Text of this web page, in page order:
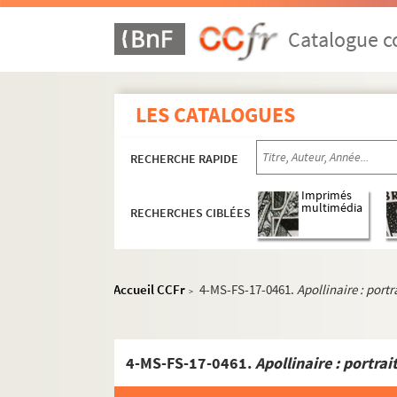
Catalogue
LES CATALOGUES
RECHERCHE RAPIDE
RECHERCHES CIBLÉES
Imprimés
multimédia
Accueil CCFr > 4-MS-FS-17-0461.Apollinaire :
4-MS-FS-17-0461.Apollinaire :
8-MS-FS-17-0789. Henri
4-MS-FS-17-1417. Paul
8-MS-FS-17-0792. Léon
4-MS-FS-17-1419. Jean Hugo.
4-MS-FS-17-1420. Max Jacob.
4-MS-FS-17-1421. Robert Joël.
8-MS-FS-17-0756. Asger Jorn.
8-MS-FS-17-0781. Moïse
4-MS-FS-17-1424. Marie
4-MS-FS-17-1425. Louis